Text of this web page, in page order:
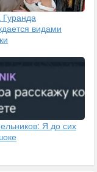
Гуранда
видами
Я до сих